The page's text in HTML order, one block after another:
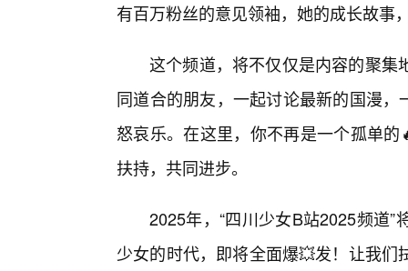
有百万粉丝的意见领袖，她的成长故事
这个频道，将不仅仅是内容的聚集
同道合的朋友，一起讨论最新的国漫
怒哀乐。在这里，你不再是一个孤单
扶持，共同进步。
2025年，“四川少女B站2025频道
少女的时代，即将全面爆💥发！让我